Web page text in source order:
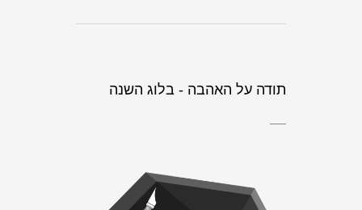
תודה על האהבה - בלוג השנה